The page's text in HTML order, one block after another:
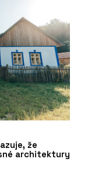
že
architektury